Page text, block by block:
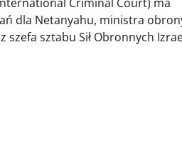
Criminal Court) ma
dla Netanyahu, ministra
szefa sztabu Sił Obronnych